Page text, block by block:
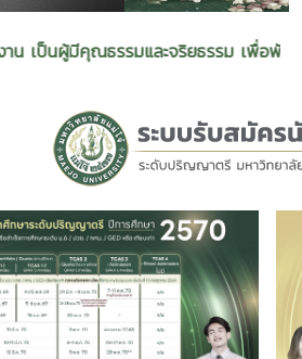
จริยธรรม เพื่อพัฒนาพลังงานและรอ